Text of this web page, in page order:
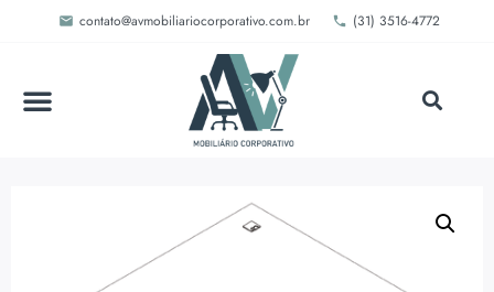
contato@avmobiliariocorporativo.com.br (31) 3516-4772